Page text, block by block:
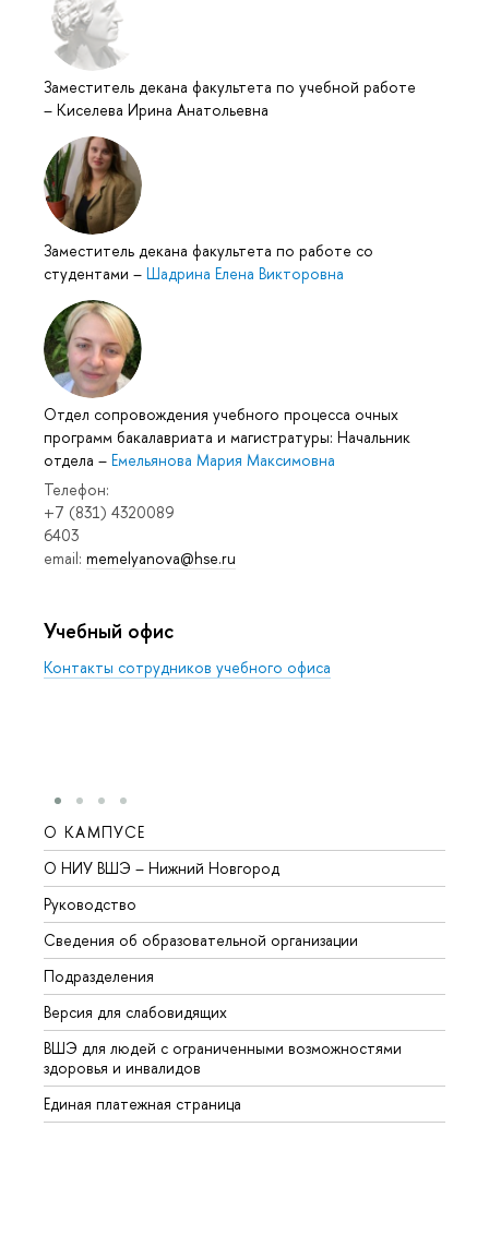
Заместитель декана факультета по учебной работе
– Киселева Ирина Анатольевна
Заместитель декана факультета по работе со
студентами – Шадрина Елена Викторовна
Отдел сопровождения учебного процесса очных
программ бакалавриата и магистратуры: Начальник
отдела – Емельянова Мария Максимовна
Телефон:
+7 (831) 4320089
6403
email: memelyanova@hse.ru
Учебный офис
Контакты сотрудников учебного офиса
О КАМПУСЕ
О НИУ ВШЭ – Нижний Новгород
Руководство
Сведения об образовательной организации
Подразделения
Версия для слабовидящих
ВШЭ для людей с ограниченными возможностями
здоровья и инвалидов
Единая платежная страница